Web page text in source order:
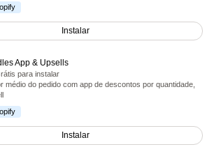
Instalar
App & Upsells
ao todopara instalar
médio do pedido com app de descontos por quantidade,
Instalar